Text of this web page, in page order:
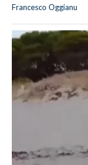
Francesco Oggianu